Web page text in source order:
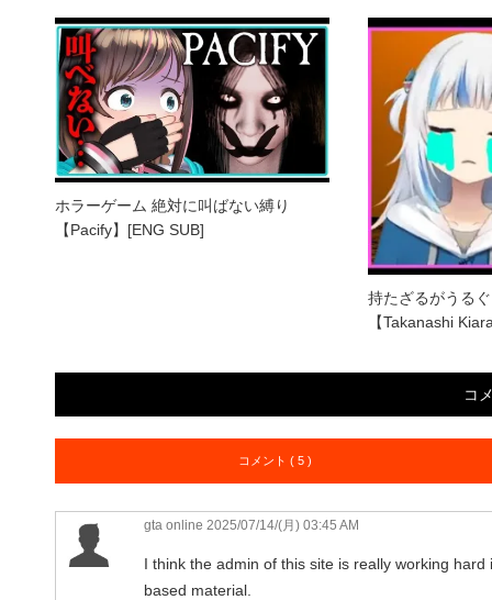
ホラーゲーム 絶対に叫ばない縛り
【Pacify】[ENG SUB]
持たざるがうる
【Takanashi
コ
コメント ( 5 )
gta online 2025/07/14/(月) 03:45 AM
I think the admin of this site is really working
based material.